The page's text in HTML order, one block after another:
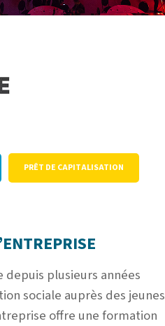
PRÊT DE CAPITALISATION
plusieurs années
sociale auprès des jeunes
offre une formation